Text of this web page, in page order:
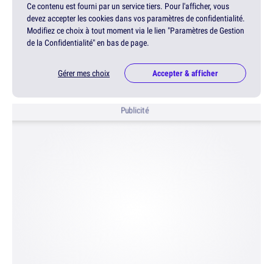
Ce contenu est fourni par un service tiers. Pour l'afficher, vous
devez accepter les cookies dans vos paramètres de confidentialité.
Modifiez ce choix à tout moment via le lien "Paramètres de Gestion
de la Confidentialité" en bas de page.
Gérer mes choix Accepter & afficher
Publicité